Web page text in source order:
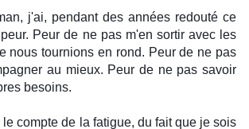
j'ai, pendant des années redouté ce
Peur de ne pas m'en sortir avec les
nous tournions en rond. Peur de ne pas
au mieux. Peur de ne pas savoir
besoins.
compte de la fatigue, du fait que je sois